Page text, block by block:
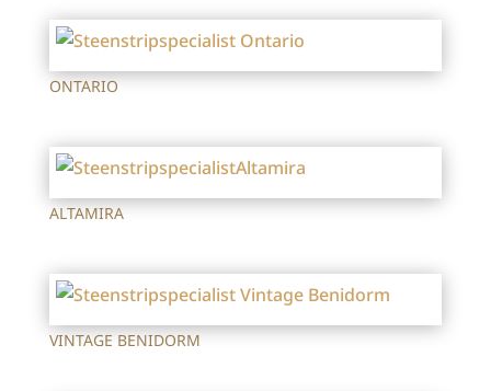
ONTARIO
ALTAMIRA
VINTAGE BENIDORM